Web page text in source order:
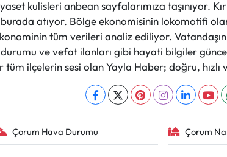
kulisleri anbean sayfalarımıza taşınıyor.
atıyor. Bölge ekonomisinin lokomotifi
tüm verileri analiz ediliyor.
ve vefat ilanları gibi hayati bilgiler
ilçelerin sesi olan Yayla Haber; doğru,
Çorum Hava Durumu Çorum